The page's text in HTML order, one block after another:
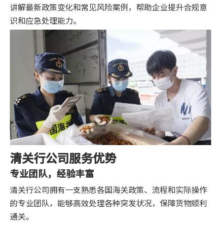
讲解最新政策变化和常见风险案例，帮助企业提升合规意
识和应急处理能力。
清关行公司服务优势
专业团队，经验丰富
清关行公司拥有一支熟悉各国海关政策、流程和实际操作
的专业团队，能够高效处理各种突发状况，保障货物顺利
通关。